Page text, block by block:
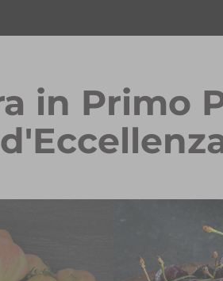
in Primo